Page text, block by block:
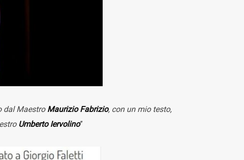
dal Maestro Maurizio Fabrizio, con un mio testo,
Umberto Iervolino”